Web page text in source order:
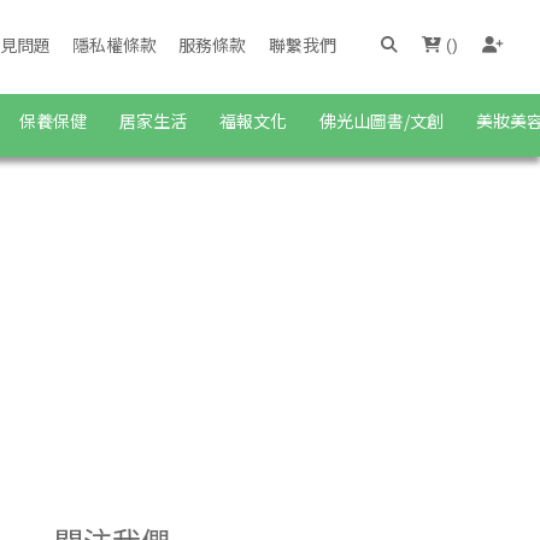
問題 隱私權條款 服務條款 聯繫我們 ()
保養保健 居家生活 福報文化 佛光山圖書/文創 美妝美